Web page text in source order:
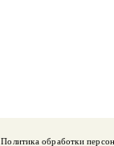
Политика обработки